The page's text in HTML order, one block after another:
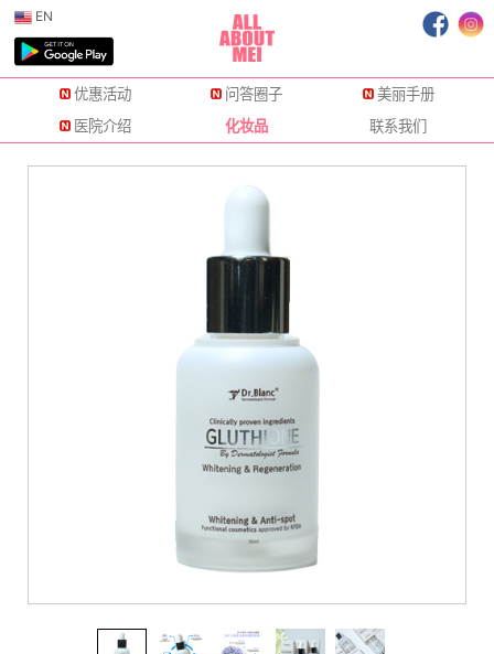
EN
优惠活动 问答圈子
美丽手册
医院介绍
化妆品 联系我们